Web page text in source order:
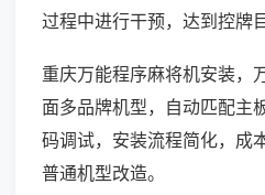
过程中进行干预，达到控牌
重庆万能程序麻将机安装，
面多品牌机型，自动匹配主
码调试，安装流程简化，成
普通机型改造。